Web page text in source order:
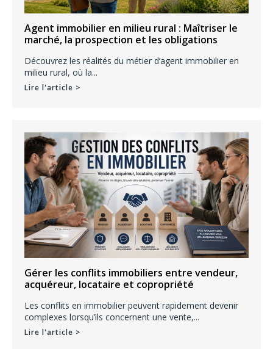
Agent immobilier en milieu rural : Maîtriser le
marché, la prospection et les obligations
Découvrez les réalités du métier d’agent immobilier en
milieu rural, où la...
Lire l'article >
Gérer les conflits immobiliers entre vendeur,
acquéreur, locataire et copropriété
Les conflits en immobilier peuvent rapidement devenir
complexes lorsqu’ils concernent une vente,...
Lire l'article >